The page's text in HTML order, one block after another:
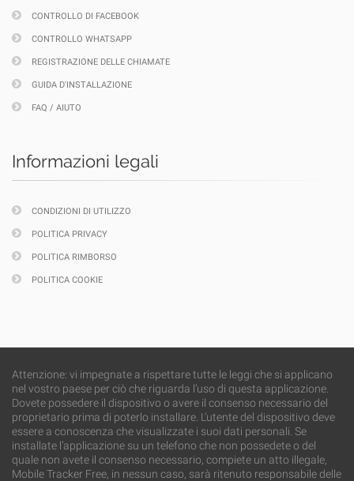
CONTROLLO DI FACEBOOK
CONTROLLO WHATSAPP
REGISTRAZIONE DELLE CHIAMATE
GUIDA D'INSTALLAZIONE
FAQ / AIUTO
Informazioni legali
CONDIZIONI DI UTILIZZO
POLITICA PRIVACY
POLITICA RIMBORSO
POLITICA COOKIE
Attenzione: vi impegnate a rispettare tutte le leggi che si applicano
nel vostro paese per ciò che riguarda l’uso di questa applicazione.
Dovete possedere il dispositivo o avere il consenso necessario del
proprietario prima di poterlo installare. L’utente del dispositivo deve
essere a conoscenza che visualizzate i suoi dati personali. Se
installate l’applicazione su un telefono che non possedete o del
quale non avete il consenso necessario, compiete un atto illegale,
Mobile Tracker Free, in nessun caso, sarà ritenuto responsabile delle